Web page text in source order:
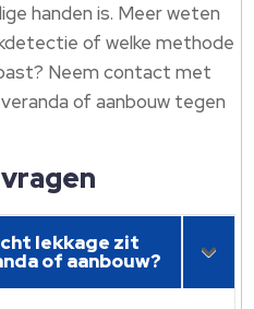
handen is. Meer weten
of welke methode
Neem contact met
of aanbouw tegen
lekkage zit
of aanbouw?